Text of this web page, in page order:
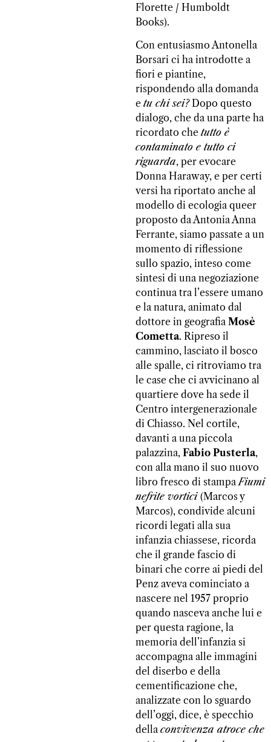
Florette / Humboldt
Books).
Con entusiasmo Antonella
Borsari ci ha introdotte a
fiori e piantine,
rispondendo alla domanda
e tu chi sei?Dopo questo
dialogo, che da una parte ha
ricordato che tutto è
contaminato e tutto ci
riguarda, per evocare
Donna Haraway, e per certi
versi ha riportato anche al
modello di ecologia queer
proposto da Antonia Anna
Ferrante, siamo passate a un
momento di riflessione
sullo spazio, inteso come
sintesi di una negoziazione
continua tra l’essere umano
e la natura, animato dal
dottore in geografia Mosè
Cometta. Ripreso il
cammino, lasciato il bosco
alle spalle, ci ritroviamo tra
le case che ci avvicinano al
quartiere dove ha sede il
Centro intergenerazionale
di Chiasso. Nel cortile,
davanti a una piccola
palazzina, Fabio Pusterla,
con alla mano il suo nuovo
libro fresco di stampaFiumi
nefrite vortici (Marcos y
Marcos), condivide alcuni
ricordi legati alla sua
infanzia chiassese, ricorda
che il grande fascio di
binari che corre ai piedi del
Penz aveva cominciato a
nascere nel 1957 proprio
quando nasceva anche lui e
per questa ragione, la
memoria dell’infanzia si
accompagna alle immagini
del diserbo e della
cementificazione che,
analizzate con lo sguardo
dell’oggi, dice, è specchio
della convivenza atroce che